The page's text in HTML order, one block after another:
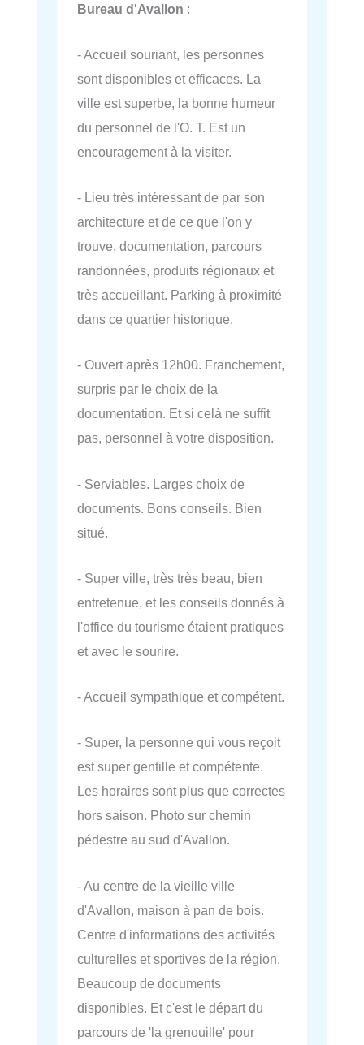
Bureau d'Avallon :
- Accueil souriant, les personnes
sont disponibles et efficaces. La
ville est superbe, la bonne humeur
du personnel de l'O. T. Est un
encouragement à la visiter.
- Lieu très intéressant de par son
architecture et de ce que l'on y
trouve, documentation, parcours
randonnées, produits régionaux et
très accueillant. Parking à proximité
dans ce quartier historique.
- Ouvert après 12h00. Franchement,
surpris par le choix de la
documentation. Et si celà ne suffit
pas, personnel à votre disposition.
- Serviables. Larges choix de
documents. Bons conseils. Bien
situé.
- Super ville, très très beau, bien
entretenue, et les conseils donnés à
l'office du tourisme étaient pratiques
et avec le sourire.
- Accueil sympathique et compétent.
- Super, la personne qui vous reçoit
est super gentille et compétente.
Les horaires sont plus que correctes
hors saison. Photo sur chemin
pédestre au sud d'Avallon.
- Au centre de la vieille ville
d'Avallon, maison à pan de bois.
Centre d'informations des activités
culturelles et sportives de la région.
Beaucoup de documents
disponibles. Et c'est le départ du
parcours de 'la grenouille' pour